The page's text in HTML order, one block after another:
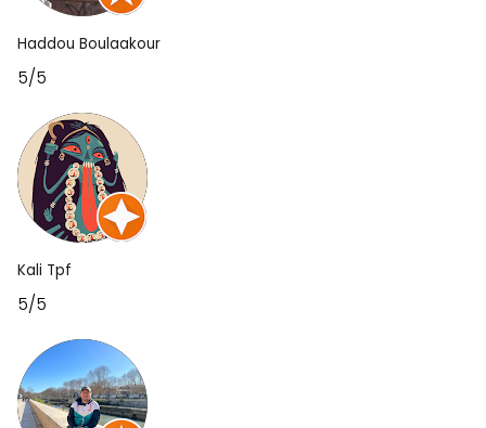
Haddou Boulaakour
5/5
Kali Tpf
5/5